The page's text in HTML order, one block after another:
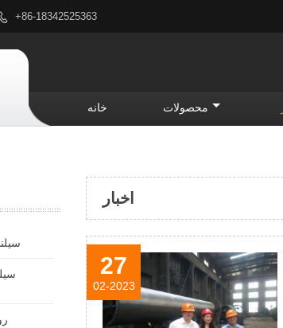
+86-18342525363
خانه محصولات
اخبار
27
02-2023